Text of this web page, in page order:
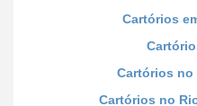
Cartórios
Cartórios no
Cartórios no